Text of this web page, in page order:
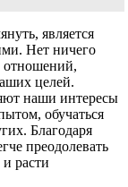
является
Нет ничего
отношений,
целей.
наши интересы
обучаться
Благодаря
преодолевать
расти